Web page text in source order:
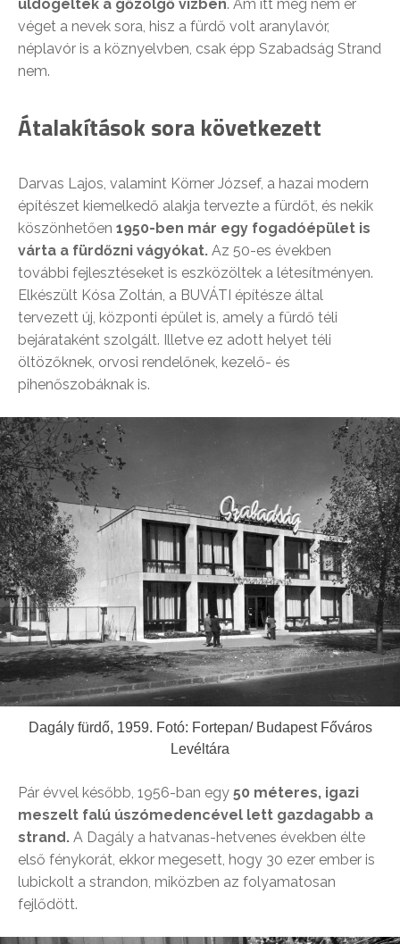
üldögéltek a gőzölgő vízben. Ám itt még nem ér
véget a nevek sora, hisz a fürdő volt aranylavór,
néplavór is a köznyelvben, csak épp Szabadság Strand
nem.
Átalakítások sora következett
Darvas Lajos, valamint Körner József, a hazai modern
építészet kiemelkedő alakja tervezte a fürdőt, és nekik
köszönhetően 1950-ben már egy fogadóépület is
várta a fürdőzni vágyókat. Az 50-es években
további fejlesztéseket is eszközöltek a létesítményen.
Elkészült Kósa Zoltán, a BUVÁTI építésze által
tervezett új, központi épület is, amely a fürdő téli
bejárataként szolgált. Illetve ez adott helyet téli
öltözőknek, orvosi rendelőnek, kezelő- és
pihenőszobáknak is.
Dagály fürdő, 1959. Fotó: Fortepan/ Budapest Főváros
Levéltára
Pár évvel később, 1956-ban egy 50 méteres, igazi
meszelt falú úszómedencével lett gazdagabb a
strand. A Dagály a hatvanas-hetvenes években élte
első fénykorát, ekkor megesett, hogy 30 ezer ember is
lubickolt a strandon, miközben az folyamatosan
fejlődött.